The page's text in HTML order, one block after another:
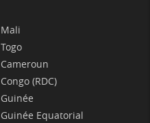
Mali
Togo
Cameroun
Congo (RDC)
Guinée
Guinée Equatorial